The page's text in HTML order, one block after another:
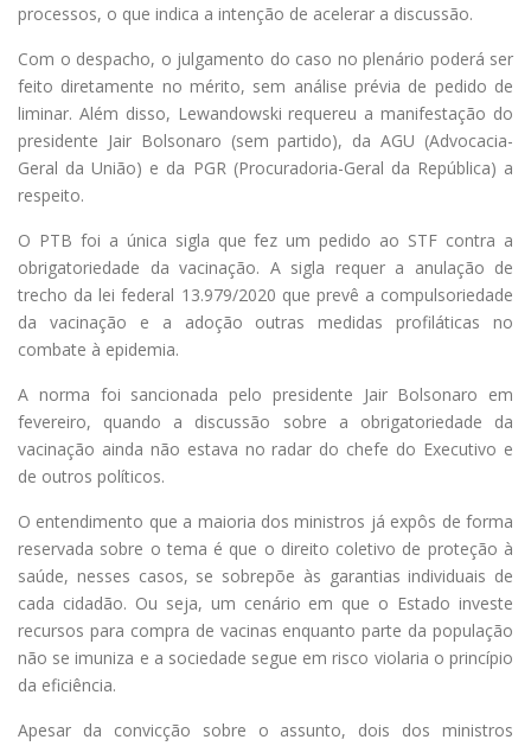
processos, o que indica a intenção de acelerar a discussão.
Com o despacho, o julgamento do caso no plenário poderá ser
feito diretamente no mérito, sem análise prévia de pedido de
liminar. Além disso, Lewandowski requereu a manifestação do
presidente Jair Bolsonaro (sem partido), da AGU (Advocacia-
Geral da União) e da PGR (Procuradoria-Geral da República) a
respeito.
O PTB foi a única sigla que fez um pedido ao STF contra a
obrigatoriedade da vacinação. A sigla requer a anulação de
trecho da lei federal 13.979/2020 que prevê a compulsoriedade
da vacinação e a adoção outras medidas profiláticas no
combate à epidemia.
A norma foi sancionada pelo presidente Jair Bolsonaro em
fevereiro, quando a discussão sobre a obrigatoriedade da
vacinação ainda não estava no radar do chefe do Executivo e
de outros políticos.
O entendimento que a maioria dos ministros já expôs de forma
reservada sobre o tema é que o direito coletivo de proteção à
saúde, nesses casos, se sobrepõe às garantias individuais de
cada cidadão. Ou seja, um cenário em que o Estado investe
recursos para compra de vacinas enquanto parte da população
não se imuniza e a sociedade segue em risco violaria o princípio
da eficiência.
Apesar da convicção sobre o assunto, dois dos ministros